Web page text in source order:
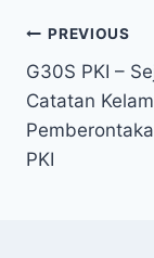
Navigasi
pos
PREVIOUS
G30S PKI –
Catatan Kelam
PKI